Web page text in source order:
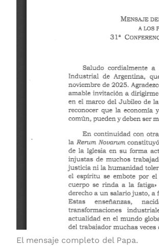
El mensaje completo del Papa.